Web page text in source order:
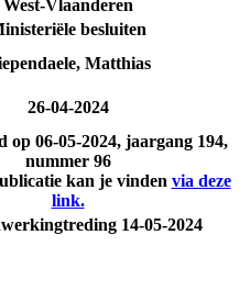
West-Vlaanderen
besluiten
Matthias
26-04-2024
op 06-05-2024, jaargang 194,
nummer 96
kan je vinden via deze
link.
14-05-2024